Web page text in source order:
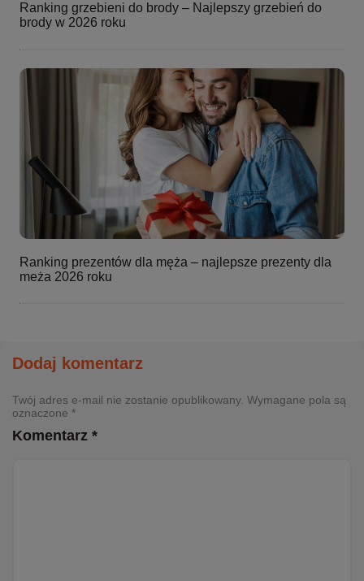
Ranking grzebieni do brody – Najlepszy grzebień do
brody w 2026 roku
Ranking prezentów dla męża – najlepsze prezenty dla
meża 2026 roku
Dodaj komentarz
Twój adres e-mail nie zostanie opublikowany. Wymagane pola są
oznaczone *
Komentarz *